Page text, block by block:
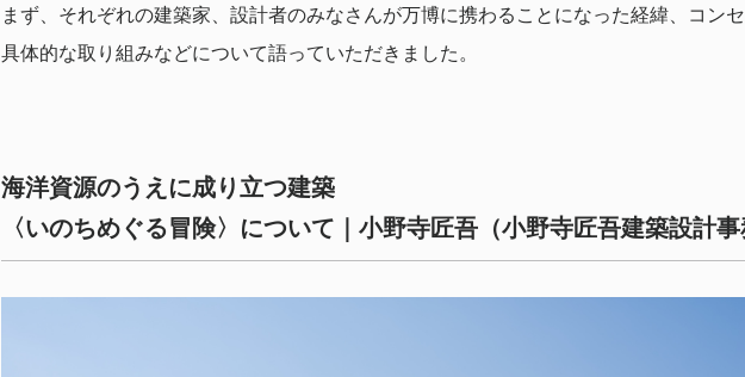
まず、それぞれの建築家、設計者のみなさんが万博に携わることになった経緯、コン
具体的な取り組みなどについて語っていただきました。
海洋資源のうえに成り立つ建築
〈いのちめぐる冒険〉について｜小野寺匠吾（小野寺匠吾建築設計